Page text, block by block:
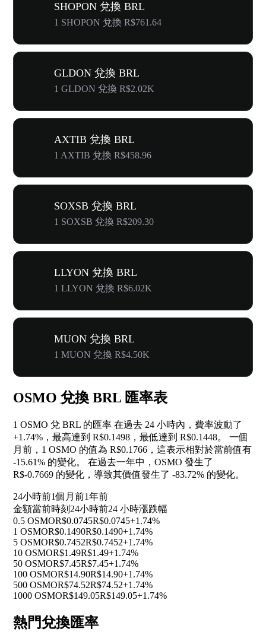
SHOPON 兌換 BRL
1 SHOPON 兌換 R$761.64
GLDON 兌換 BRL
1 GLDON 兌換 R$2.02K
AXTIB 兌換 BRL
1 AXTIB 兌換 R$458.96
SOXSB 兌換 BRL
1 SOXSB 兌換 R$209.30
LLYON 兌換 BRL
1 LLYON 兌換 R$6.02K
MUON 兌換 BRL
1 MUON 兌換 R$4.50K
OSMO 兌換 BRL 匯率表
1 OSMO 兌 BRL 的匯率 在過去 24 小時內，費率波動了
+1.74% ，最高達到 R$0.1498，最低達到 R$0.1448。 一個
月前，1 OSMO 的值為 R$0.1766，這表示相對於當前值有
-15.61% 的變化。 在過去一年中，OSMO 發生了
R$-0.7669 的變化，導致其價值發生了 -83.72% 的變化。
24小時前1個月前1年前
金額當前時刻 24小時前24 小時漲跌幅
0.5 OSMOR$0.0745R$0.0745+1.74%
1 OSMOR$0.1490R$0.1490+1.74%
5 OSMOR$0.7452R$0.7452+1.74%
10 OSMOR$1.49R$1.49+1.74%
50 OSMOR$7.45R$7.45+1.74%
100 OSMOR$14.90R$14.90+1.74%
500 OSMOR$74.52R$74.52+1.74%
1000 OSMOR$149.05R$149.05+1.74%
熱門兌換匯率